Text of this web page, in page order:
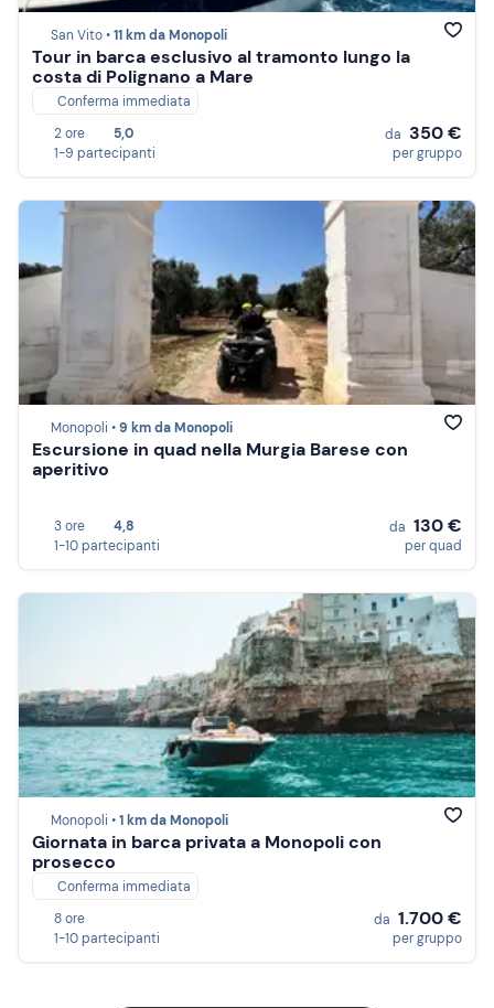
San Vito •11 km da Monopoli
Tour in barca esclusivo al tramonto lungo la
costa di Polignano a Mare
Conferma immediata
2 ore
5,0
1-9 partecipanti
da 350 €
per gruppo
Monopoli •9 km da Monopoli
Escursione in quad nella Murgia Barese con
aperitivo
3 ore
4,8
1-10 partecipanti
da 130 €
per quad
Monopoli •1 km da Monopoli
Giornata in barca privata a Monopoli con
prosecco
Conferma immediata
8 ore
1-10 partecipanti
da 1.700 €
per gruppo